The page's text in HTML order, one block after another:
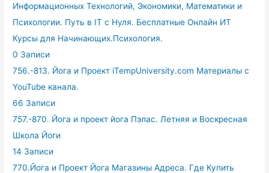
Информационных Технологий, Экономики, Математики и
Психологии. Путь в IT с Нуля. Бесплатные Онлайн ИТ
Курсы для Начинающих.Психология.
0 Записи
756.-813. Йога и Проект iTempUniversity.com Материалы с
YouTube канала.
66 Записи
757.-870. Йога и проект йога Пэлас. Летняя и Воскресная
Школа Йоги
14 Записи
770.Йога и Проект Йога Магазины Адреса. Где Купить